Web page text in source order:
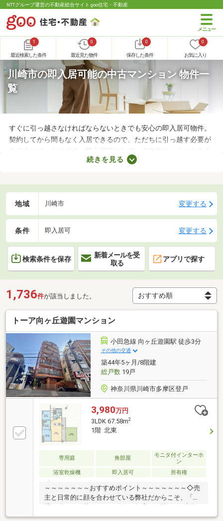
NTTグループ運営の不動産総合サイト goo住宅・不動産
1
最近検索した条件
0
最近見た物件
0
保存した条件
0
お気に入り
川崎市の即入居可能の中古マンション 物件一
覧
すぐに引っ越さなければならないときでも安心の即入居可物件。
契約してから間もなく入居できるので、ただちに引っ越す必要が
ある方にぴったりです。即入居可としている物件はいくつもある
ので、間取りや購入費用、設備をチェックしたうえで決めましょ
可の中古マンションを紹介します。
続きを見る
地域 川崎市 変更する
条件 即入居可 変更する
検索条件を保存
新着メールを受
取る
アプリで探す
1,736件が該当しました。
トーア向ヶ丘遊園マンション
小田急線 向ヶ丘遊園駅 徒歩3分
その他の交通
築44年5ヶ月/8階建
総戸数19戸
神奈川県川崎市多摩区登戸
3,980万円
3LDK 67.58m2
1階 北東
専用庭 角部屋
モニタ付インターホ
ン
浴室乾燥機
即入居可 所有権
～～～～～～～おすすめポイント～～～～～～～◇売
主と日常的に顔を合わせている弊社だからこそ、「連
部屋専用庭付！庭先からは保育園の元気な お子さん